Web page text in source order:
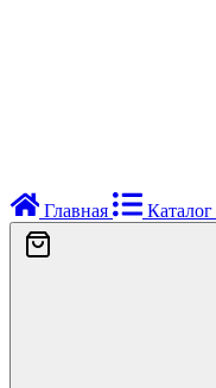
Главная Каталог